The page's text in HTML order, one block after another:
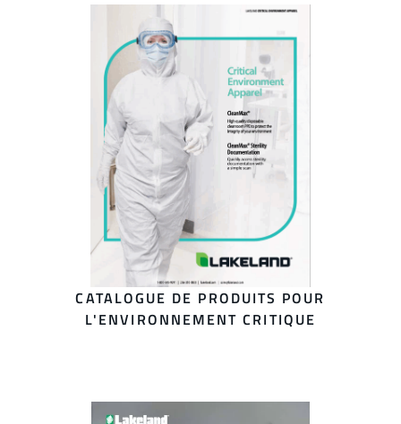
CATALOGUE DE PRODUITS POUR
L'ENVIRONNEMENT CRITIQUE